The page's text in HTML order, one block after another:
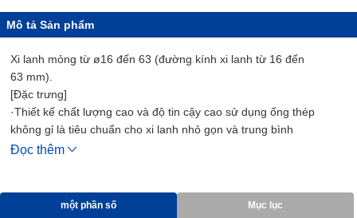
Mô tả Sản phẩm
Xi lanh mỏng từ ø16 đến 63 (đường kính xi lanh từ 16 đến
63 mm).
[Đặc trưng]
·Thiết kế chất lượng cao và độ tin cậy cao sử dụng ống thép
không gỉ là tiêu chuẩn cho xi lanh nhỏ gọn và trung bình
· Một loạt các dòng sản phẩm gồm 21 biến thể trong tất cả
·Sử dụng bao bì pít-tông bền
Đọc thêm
một phần số Mục lục